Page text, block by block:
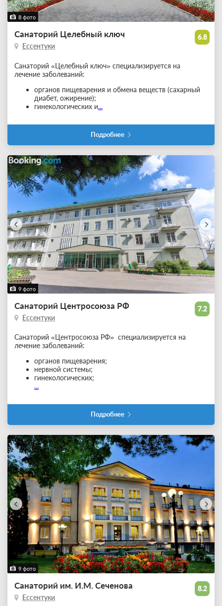
8 фото
6.8
Санаторий Целебный ключ
Ессентуки
Санаторий «Целебный ключ» специализируется на
лечение заболеваний:
органов пищеварения и обмена веществ (сахарный
диабет, ожирение);
гинекологических и...
Подробнее
9 фото
7.2
Санаторий Центросоюза РФ
Ессентуки
Санаторий «Центросоюза РФ» специализируется на
лечение заболеваний:
органов пищеварения;
нервной системы;
гинекологических;
...
Подробнее
9 фото
8.2
Санаторий им. И.М. Сеченова
Ессентуки